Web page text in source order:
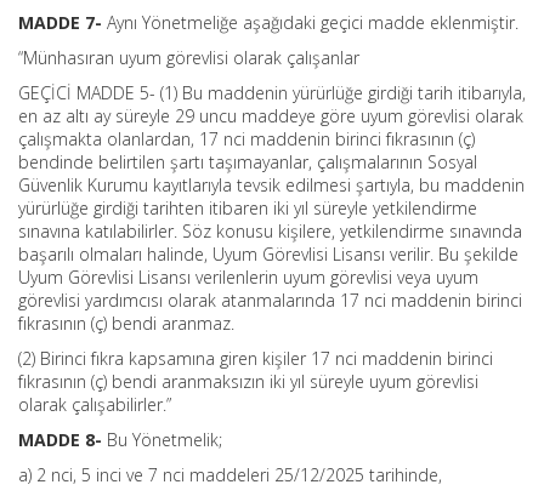
MADDE 7- Aynı Yönetmeliğe aşağıdaki geçici madde eklenmiştir.
“Münhasıran uyum görevlisi olarak çalışanlar
GEÇİCİ MADDE 5- (1) Bu maddenin yürürlüğe girdiği tarih itibarıyla,
en az altı ay süreyle 29 uncu maddeye göre uyum görevlisi olarak
çalışmakta olanlardan, 17 nci maddenin birinci fıkrasının (ç)
bendinde belirtilen şartı taşımayanlar, çalışmalarının Sosyal
Güvenlik Kurumu kayıtlarıyla tevsik edilmesi şartıyla, bu maddenin
yürürlüğe girdiği tarihten itibaren iki yıl süreyle yetkilendirme
sınavına katılabilirler. Söz konusu kişilere, yetkilendirme sınavında
başarılı olmaları halinde, Uyum Görevlisi Lisansı verilir. Bu şekilde
Uyum Görevlisi Lisansı verilenlerin uyum görevlisi veya uyum
görevlisi yardımcısı olarak atanmalarında 17 nci maddenin birinci
fıkrasının (ç) bendi aranmaz.
(2) Birinci fıkra kapsamına giren kişiler 17 nci maddenin birinci
fıkrasının (ç) bendi aranmaksızın iki yıl süreyle uyum görevlisi
olarak çalışabilirler.”
MADDE 8- Bu Yönetmelik;
a) 2 nci, 5 inci ve 7 nci maddeleri 25/12/2025 tarihinde,